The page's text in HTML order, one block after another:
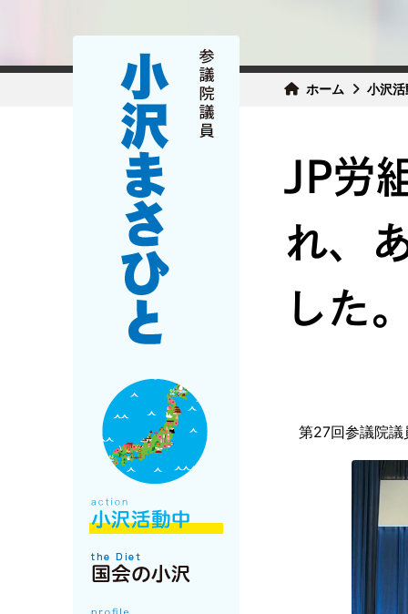
ホーム 小沢
JP労
れ、
した
第27回参議院議